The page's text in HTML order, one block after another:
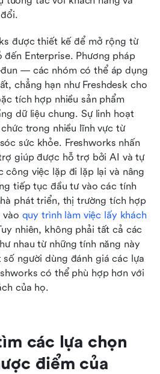
được thiết kế để mở rộng từ
Enterprise. Phương pháp
— các nhóm có thể áp dụng
chẳng hạn như Freshdesk cho
tích hợp nhiều sản phẩm
dữ liệu chung. Sự linh hoạt
trong nhiều lĩnh vực từ
sức khỏe. Freshworks nhấn
giúp được hỗ trợ bởi AI và tự
công việc lặp đi lặp lại và nâng
tiếp tục đầu tư vào các tính
phát triển, thị trường tích hợp
vào quy trình làm việc lấy khách
nhiên, không phải tất cả các
nhau từ những tính năng này
người dùng đánh giá các lựa
có thể phù hợp hơn với
của họ.
các lựa chọn
điểm của